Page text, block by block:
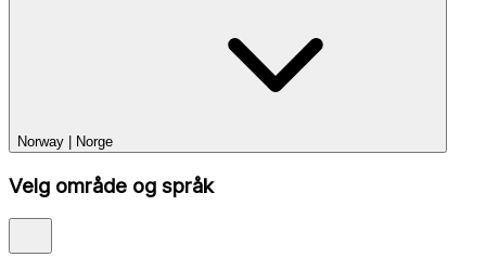
Norway Norge
Velg område og språk